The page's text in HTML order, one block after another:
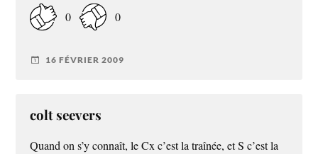
0 0
16 FÉVRIER 2009
colt seevers
Quand on s’y connaît, le Cx c’est la traînée, et S c’est la